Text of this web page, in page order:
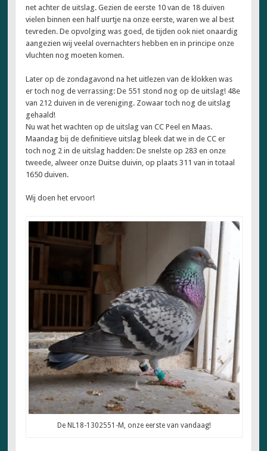
net achter de uitslag. Gezien de eerste 10 van de 18 duiven
vielen binnen een half uurtje na onze eerste, waren we al best
tevreden. De opvolging was goed, de tijden ook niet onaardig
aangezien wij veelal overnachters hebben en in principe onze
vluchten nog moeten komen.
Later op de zondagavond na het uitlezen van de klokken was
er toch nog de verrassing: De 551 stond nog op de uitslag! 48e
van 212 duiven in de vereniging. Zowaar toch nog de uitslag
gehaald!
Nu wat het wachten op de uitslag van CC Peel en Maas.
Maandag bij de definitieve uitslag bleek dat we in de CC er
toch nog 2 in de uitslag hadden: De snelste op 283 en onze
tweede, alweer onze Duitse duivin, op plaats 311 van in totaal
1650 duiven.
Wij doen het ervoor!
De NL18-1302551-M, onze eerste van vandaag!